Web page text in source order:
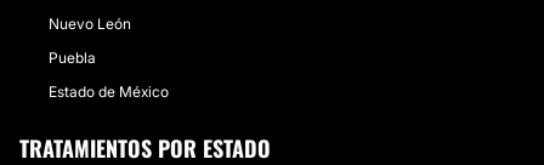
Nuevo León
Puebla
Estado de México
TRATAMIENTOS POR ESTADO